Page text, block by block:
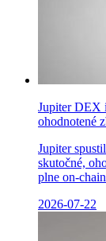
Jupiter DEX
ohodnotené
Jupiter
skutočné,
plne on-
2026-07-22